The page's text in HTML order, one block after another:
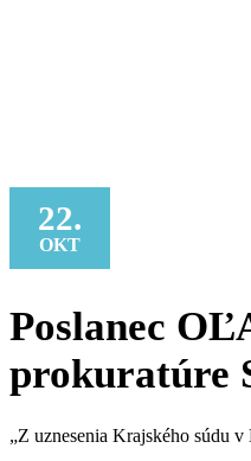
22.
OKT
Poslanec
prokuratúre
„Z uznesenia Krajského súdu